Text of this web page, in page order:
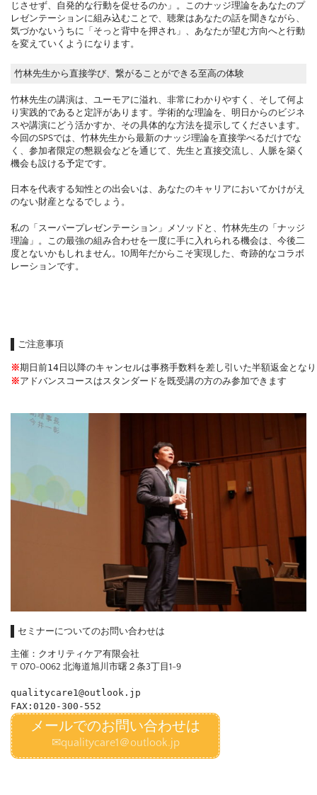
じさせず、自発的な行動を促せるのか」。このナッジ理論をあなたのプ
レゼンテーションに組み込むことで、聴衆はあなたの話を聞きながら、
気づかないうちに「そっと背中を押され」、あなたが望む方向へと行動
を変えていくようになります。
竹林先生から直接学び、繋がることができる至高の体験
竹林先生の講演は、ユーモアに溢れ、非常にわかりやすく、そして何よ
り実践的であると定評があります。学術的な理論を、明日からのビジネ
スや講演にどう活かすか、その具体的な方法を提示してくださいます。
今回のSPSでは、竹林先生から最新のナッジ理論を直接学べるだけでな
く、参加者限定の懇親会などを通じて、先生と直接交流し、人脈を築く
機会も設ける予定です。
日本を代表する知性との出会いは、あなたのキャリアにおいてかけがえ
のない財産となるでしょう。
私の「スーパープレゼンテーション」メソッドと、竹林先生の「ナッジ
理論」。この最強の組み合わせを一度に手に入れられる機会は、今後二
度とないかもしれません。10周年だからこそ実現した、奇跡的なコラボ
レーションです。
ご注意事項
※
※アドバンスコースはスタンダードを既受講の方のみ参加できます
セミナーについてのお問い合わせは
主催：クオリティケア有限会社
〒070-0062 北海道旭川市曙２条3丁目1-9
qualitycare1@outlook.jp
FAX:
メールでのお問い合わせは
✉qualitycare1＠outlook.jp